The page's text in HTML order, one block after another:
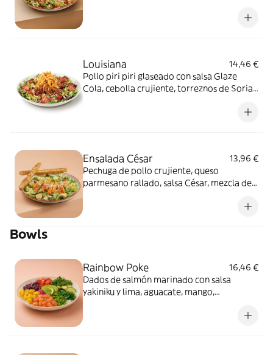
Louisiana
14,46 €
Pollo piri piri glaseado con salsa Glaze
Cola, cebolla crujiente, torreznos de Soria,
Ensalada César
13,96 €
Pechuga de pollo crujiente, queso
parmesano rallado, salsa César, mezcla de
Bowls
Rainbow Poke
16,46 €
Dados de salmón marinado con salsa
yakiniku y lima, aguacate, mango,